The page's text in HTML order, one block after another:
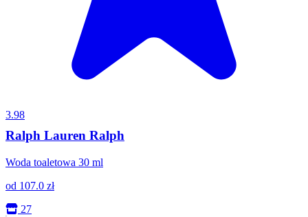
3.98
Ralph Lauren Ralph
Woda toaletowa 30 ml
od 107.0 zł
27